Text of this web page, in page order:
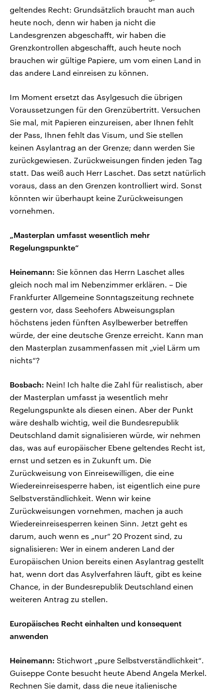
geltendes Recht: Grundsätzlich braucht man auch
heute noch, denn wir haben ja nicht die
Landesgrenzen abgeschafft, wir haben die
Grenzkontrollen abgeschafft, auch heute noch
brauchen wir gültige Papiere, um vom einen Land in
das andere Land einreisen zu können.
Im Moment ersetzt das Asylgesuch die übrigen
Voraussetzungen für den Grenzübertritt. Versuchen
Sie mal, mit Papieren einzureisen, aber Ihnen fehlt
der Pass, Ihnen fehlt das Visum, und Sie stellen
keinen Asylantrag an der Grenze; dann werden Sie
zurückgewiesen. Zurückweisungen finden jeden Tag
statt. Das weiß auch Herr Laschet. Das setzt natürlich
voraus, dass an den Grenzen kontrolliert wird. Sonst
könnten wir überhaupt keine Zurückweisungen
vornehmen.
„Masterplan umfasst wesentlich mehr
Regelungspunkte“
Heinemann: Sie können das Herrn Laschet alles
gleich noch mal im Nebenzimmer erklären. – Die
Frankfurter Allgemeine Sonntagszeitung rechnete
gestern vor, dass Seehofers Abweisungsplan
höchstens jeden fünften Asylbewerber betreffen
würde, der eine deutsche Grenze erreicht. Kann man
den Masterplan zusammenfassen mit „viel Lärm um
nichts“?
Bosbach: Nein! Ich halte die Zahl für realistisch, aber
der Masterplan umfasst ja wesentlich mehr
Regelungspunkte als diesen einen. Aber der Punkt
wäre deshalb wichtig, weil die Bundesrepublik
Deutschland damit signalisieren würde, wir nehmen
das, was auf europäischer Ebene geltendes Recht ist,
ernst und setzen es in Zukunft um. Die
Zurückweisung von Einreisewilligen, die eine
Wiedereinreisesperre haben, ist eigentlich eine pure
Selbstverständlichkeit. Wenn wir keine
Zurückweisungen vornehmen, machen ja auch
Wiedereinreisesperren keinen Sinn. Jetzt geht es
darum, auch wenn es „nur“ 20 Prozent sind, zu
signalisieren: Wer in einem anderen Land der
Europäischen Union bereits einen Asylantrag gestellt
hat, wenn dort das Asylverfahren läuft, gibt es keine
Chance, in der Bundesrepublik Deutschland einen
weiteren Antrag zu stellen.
Europäisches Recht einhalten und konsequent
anwenden
Heinemann: Stichwort „pure Selbstverständlichkeit“.
Guiseppe Conte besucht heute Abend Angela Merkel.
Rechnen Sie damit, dass die neue italienische